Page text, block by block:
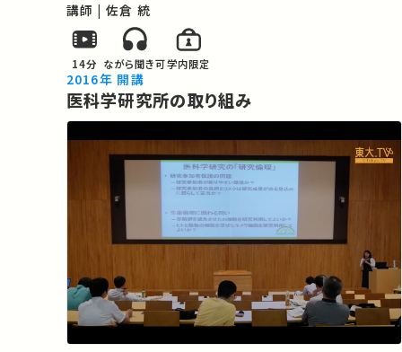
講師 | 佐倉 統
14分 ながら聞き可学内限定
2016年 開講
医科学研究所の取り組み